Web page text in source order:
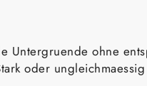
ohne
oder